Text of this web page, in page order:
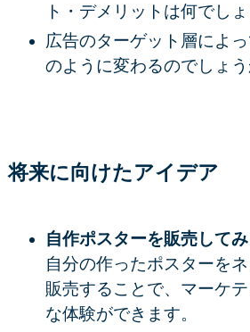
ト・デメリットは何でしょ
広告のターゲット層によ
のように変わるのでしょう
将来に向けたアイデア
自作ポスターを販売して
自分の作ったポスターを
販売することで、マーケ
な体験ができます。